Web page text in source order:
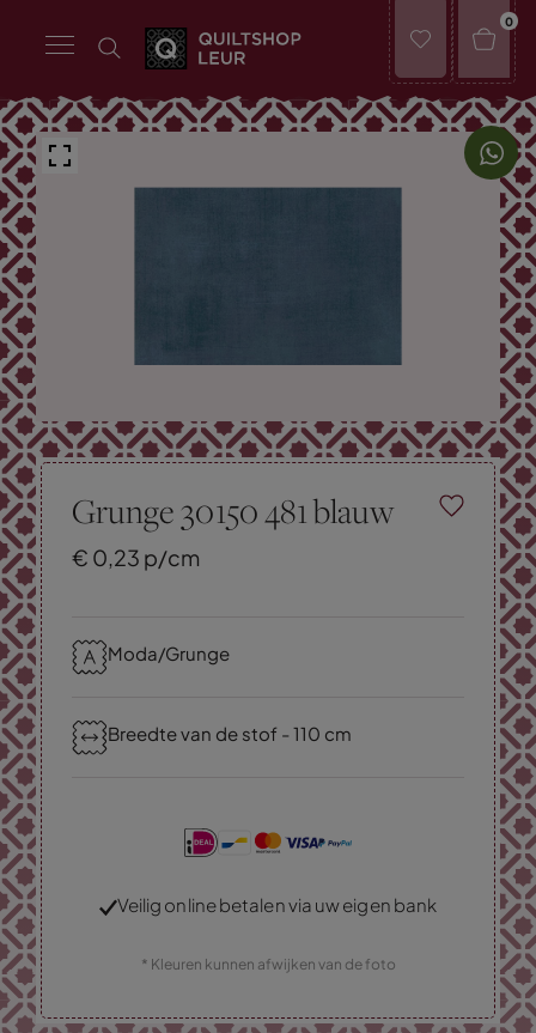
0
Grunge 30150 481 blauw
€ 0,23 p/cm
Moda/Grunge
Breedte van de stof - 110 cm
Veilig online betalen via uw eigen bank
* Kleuren kunnen afwijken van de foto